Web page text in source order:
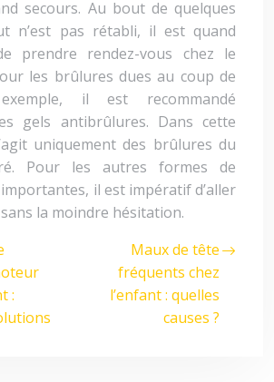
secours. Au bout de quelques
n’est pas rétabli, il est quand
prendre rendez-vous chez le
les brûlures dues au coup de
il est recommandé
gels antibrûlures. Dans cette
uniquement des brûlures du
Pour les autres formes de
il est impératif d’aller
la moindre hésitation.
:
Maux de tête
fréquents chez
l’enfant : quelles
causes ?